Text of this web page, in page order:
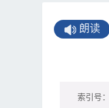
朗读
索引号：